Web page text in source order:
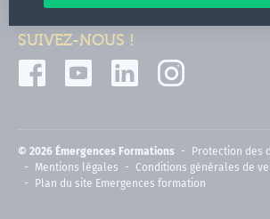
SUIVEZ-NOUS !
© 2026 Émergences Formations
Protection des
Mentions légales
Conditions générales de
Plan du site Emergences formation